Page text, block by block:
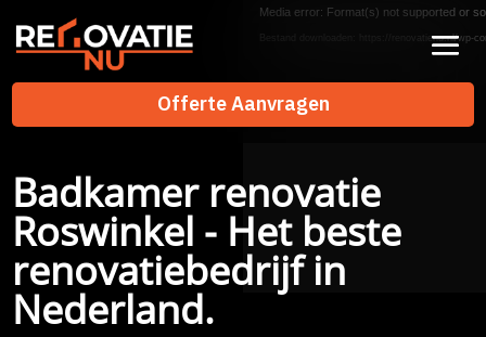
Offerte Aanvragen
Offerte Aanvragen
Media error: Format(s) not supported or
Bestand downloaden: https://renovatienu.nl/wp-
Badkamer renovatie
Roswinkel - Het beste
renovatiebedrijf in
Nederland.